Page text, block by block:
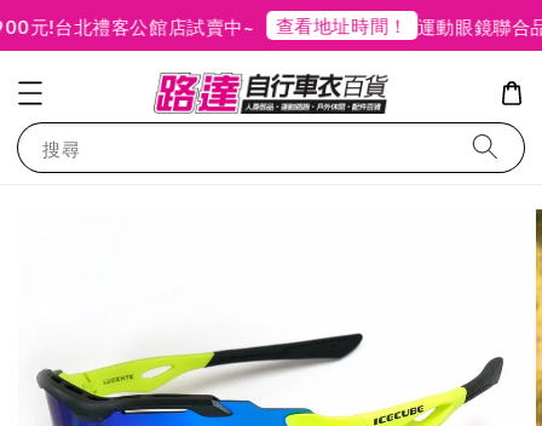
!台北禮客公館店試賣中~ 查看地址時間！ 運動眼鏡聯合品牌
搜尋